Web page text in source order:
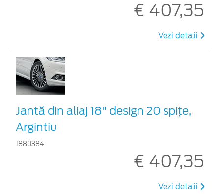
€ 407,35
Vezi detalii
Jantă din aliaj 18" design 20 spițe,
Argintiu
1880384
€ 407,35
Vezi detalii